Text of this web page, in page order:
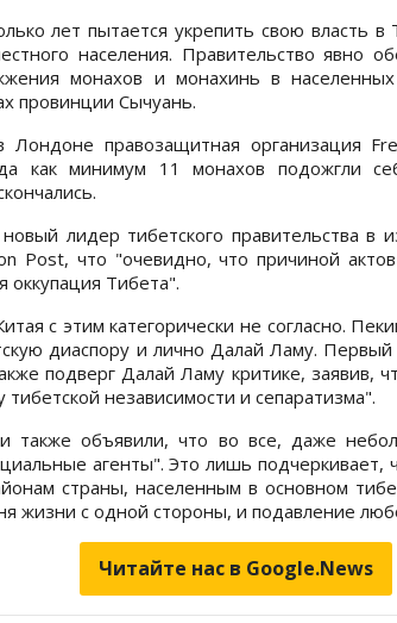
лет пытается укрепить свою власть
населения. Правительство явно
монахов и монахинь в
провинции Сычуань.
Лондоне правозащитная организация
как минимум 11 монахов подожгли
лидер тибетского правительства в
Post, что "очевидно, что причиной
Тибета".
с этим категорически не согласно.
диаспору и лично Далай Ламу.
подверг Далай Ламу критике, заявив,
тибетской независимости и сепаратизма".
также объявили, что во все, даже
агенты". Это лишь подчеркивает,
страны, населенным в основном
жизни с одной стороны, и подавление
Читайте нас в Google.News